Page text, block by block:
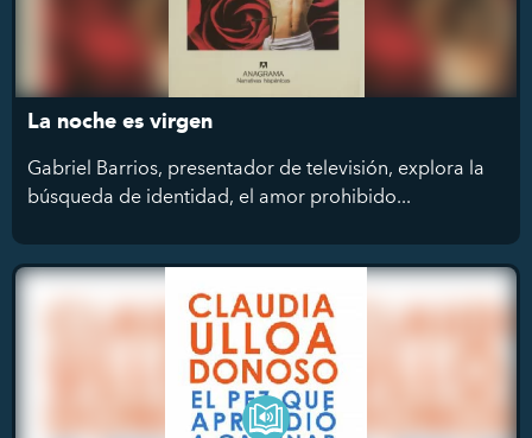
La noche es virgen
Gabriel Barrios, presentador de televisión, explora la
búsqueda de identidad, el amor prohibido...